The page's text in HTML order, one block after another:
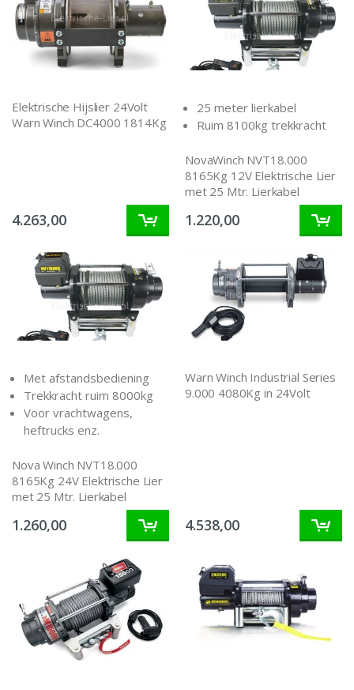
Elektrische Hijslier 24Volt
Warn Winch DC4000 1814Kg
4.263,00
25 meter lierkabel
Ruim 8100kg trekkracht
NovaWinch NVT18.000
8165Kg 12V Elektrische Lier
met 25 Mtr. Lierkabel
1.220,00
Met afstandsbediening
Trekkracht ruim 8000kg
Voor vrachtwagens,
heftrucks enz.
Nova Winch NVT18.000
8165Kg 24V Elektrische Lier
met 25 Mtr. Lierkabel
1.260,00
Warn Winch Industrial Series
9.000 4080Kg in 24Volt
4.538,00